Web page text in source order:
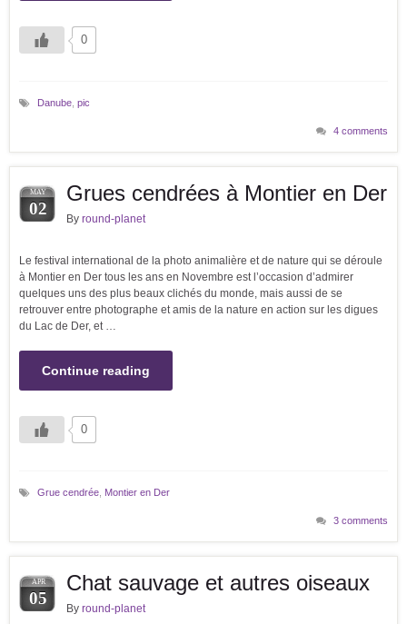
0
Danube pic
4 comments
MAY
02
Grues cendrées à Montier en Der
By round-planet
Le festival international de la photo animalière et de nature qui se déroule
à Montier en Der tous les ans en Novembre est l’occasion d’admirer
quelques uns des plus beaux clichés du monde, mais aussi de se
retrouver entre photographe et amis de la nature en action sur les digues
du Lac de Der, et …
Continue reading
0
Grue cendrée Montier en Der
3 comments
APR
05
Chat sauvage et autres oiseaux
By round-planet